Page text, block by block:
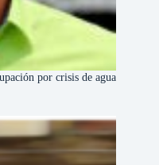
por crisis de agua